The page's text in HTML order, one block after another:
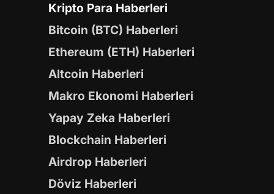
Kripto Para Haberleri
Bitcoin (BTC) Haberleri
Ethereum (ETH) Haberleri
Altcoin Haberleri
Makro Ekonomi Haberleri
Yapay Zeka Haberleri
Blockchain Haberleri
Airdrop Haberleri
Döviz Haberleri